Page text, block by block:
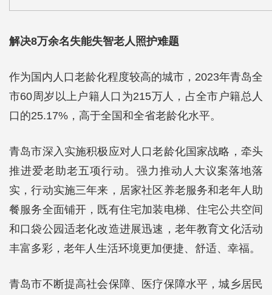
解决8万余名失能失智老人照护难题
作为国内人口老龄化程度较高的城市，2023年青岛全
市60周岁以上户籍人口为215万人，占全市户籍总人
口的25.17%，高于全国和全省老龄化水平。
青岛市深入实施积极应对人口老龄化国家战略，牵头
推进爱老助老五项行动。强力推动人大议案落地落
实，行动实施三年来，居家社区养老服务和老年人助
餐服务全面铺开，既有住宅加装电梯、住宅公共空间
和口袋公园适老化改造进展迅速，老年教育文化活动
丰富多彩，老年人生活环境更加便捷、舒适、幸福。
青岛市不断提高社会保障、医疗保障水平，城乡居民